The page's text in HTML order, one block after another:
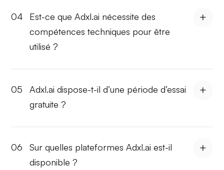
04
Est-ce que Adxl.ai nécessite des
compétences techniques pour être
utilisé ?
05
Adxl.ai dispose-t-il d’une période d’essai
gratuite ?
06
Sur quelles plateformes Adxl.ai est-il
disponible ?